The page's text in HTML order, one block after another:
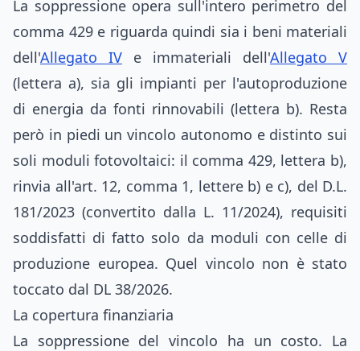
La soppressione opera sull'intero perimetro del
comma 429 e riguarda quindi sia i beni materiali
dell'Allegato IV e immateriali dell'Allegato V
(lettera a), sia gli impianti per l'autoproduzione
di energia da fonti rinnovabili (lettera b). Resta
però in piedi un vincolo autonomo e distinto sui
soli moduli fotovoltaici: il comma 429, lettera b),
rinvia all'art. 12, comma 1, lettere b) e c), del D.L.
181/2023 (convertito dalla L. 11/2024), requisiti
soddisfatti di fatto solo da moduli con celle di
produzione europea. Quel vincolo non è stato
toccato dal DL 38/2026.
La copertura finanziaria
La soppressione del vincolo ha un costo. La